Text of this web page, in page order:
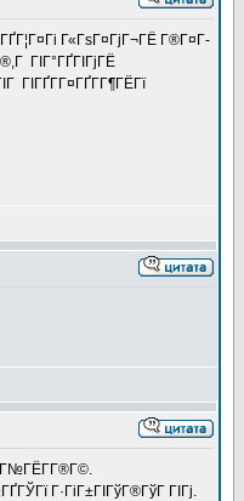
Г«ГѕГ¤ГјГ¬ГЁ Г®Г¤Г­
ГІГ°ГҐГІГјГЁ
ГІГҐГ­Г¤ГҐГ­Г¶ГЁГї
Г·ГіГ±ГІГўГ®ГўГ ГІГј.